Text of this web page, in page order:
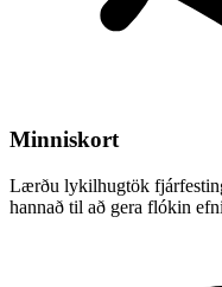
Minniskort
Lærðu lykilhugtök
hannað til að gera flókin